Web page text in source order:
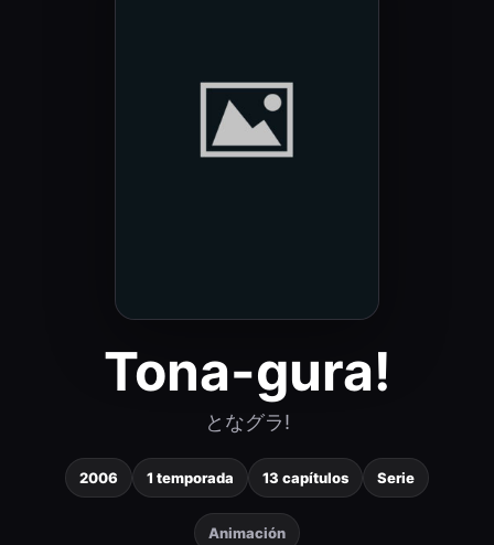
Tona-gura!
となグラ!
2006 1 temporada 13 capítulos Serie
Animación